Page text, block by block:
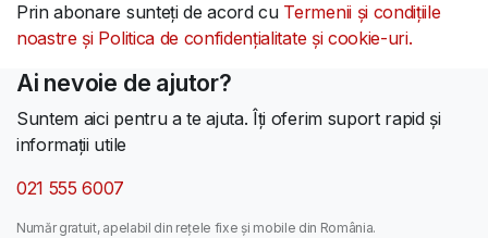
Prin abonare sunteți de acord cu Termenii și condițiile
noastre și Politica de confidențialitate și cookie-uri.
Ai nevoie de ajutor?
Suntem aici pentru a te ajuta. Îți oferim suport rapid și
informații utile
021 555 6007
Număr gratuit, apelabil din rețele fixe și mobile din România.